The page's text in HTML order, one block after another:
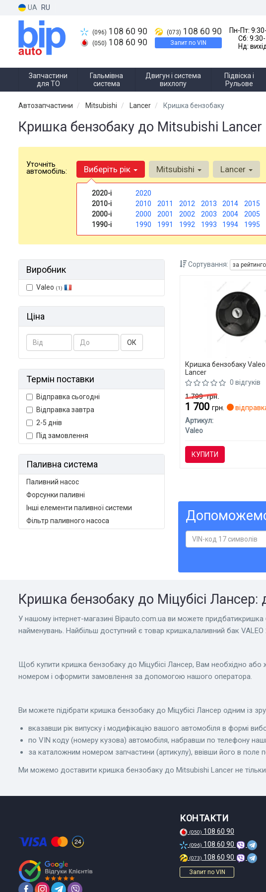
UA RU
(096) 108 60 90
(050) 108 60 90
(073) 108 60 90
Запит по VIN
Пн-Пт:
Сб:
Нд:
Запчастини
для ТО
Гальмівна
система
Двигун і система
вихлопу
Підвіска і
Рульове
Автозапчастини Mitsubishi Lancer Кришка бензобаку
Кришка бензобаку до Mitsubishi Lancer
Уточніть
автомобіль: Виберіть рік
2020-і
2020
2010-і
2010 2011 2012 2013 2014 2015
2000-і
2000 2001 2002 2003 2004 2005
1990-і
1990 1991 1992 1993 1994 1995
Mitsubishi Lancer
Виробник
Valeo (1)
Ціна
ОК
Термін поставки
Відправка сьогодні
Відправка завтра
2-5 днів
Під замовлення
Паливна система
Паливний насос
Форсунки паливні
Інші елементи паливної системи
Фільтр паливного насоса
Сортування: за
Кришка бензобаку
Lancer
0 відгуків
1 799грн.
1 700 грн.
Артикул:
Valeo
КУПИТИ
Допоможемо
Кришка бензобаку до Міцубісі Лансер:
У нашому інтернет-магазині Bіpauto.com.ua ви можете
найменувань. Найбільш доступний є товар кришка,паливний бак
Щоб купити кришка бензобаку до Міцубісі Лансер, Вам необхідно
номером і оформити замовлення за допомогою нашого оператора.
Ви можете підібрати кришка бензобаку до Міцубісі Лансер одним із
вказавши рік випуску і модифікацію вашого автомобіля в формі
по VIN коду (номеру кузова) автомобіля, набравши по телефону
за каталожним номером запчастини (артикулу), ввівши його в поле
Ми можемо доставити кришка бензобаку до Mitsubishi Lancer не тільки
КОНТАКТИ
(050) 108 60 90
(096) 108 60 90
(073) 108 60 90
Запит по VIN